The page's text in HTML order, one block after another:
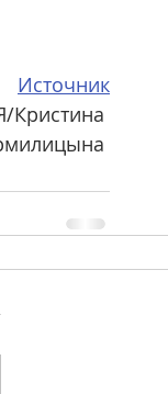
Источник
Кристина